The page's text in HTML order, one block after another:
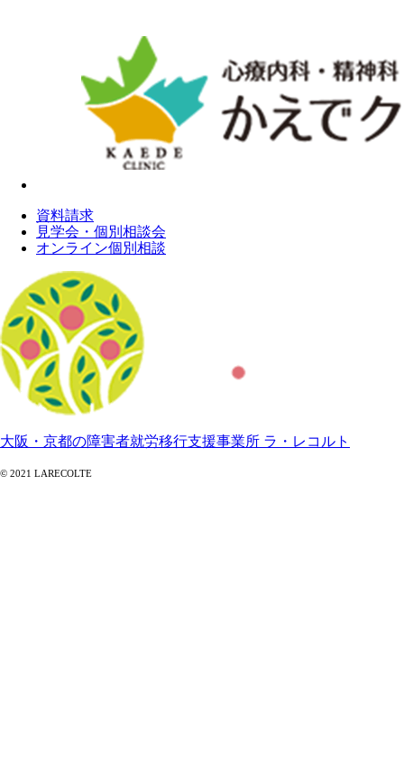
資料請求
見学会・個別相談会
オンライン個別相談
大阪・京都の障害者就労移行支援事業所 ラ・レコルト
© 2021 LARECOLTE